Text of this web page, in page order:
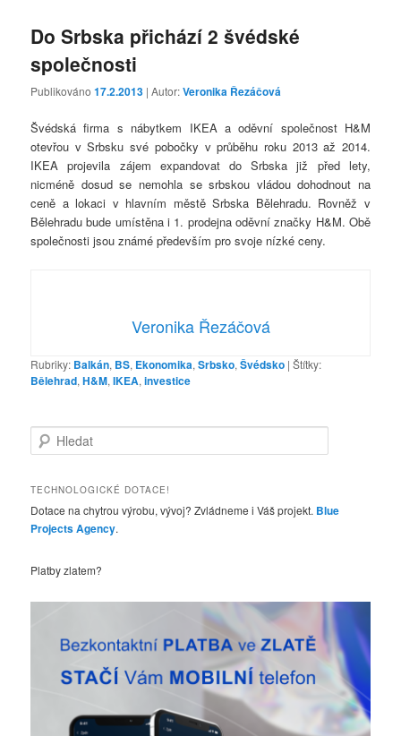
Do Srbska přichází 2 švédské
společnosti
Publikováno17.2.2013 | Autor:Veronika Řezáčová
Švédská firma s nábytkem IKEA a oděvní společnost H&M
otevřou v Srbsku své pobočky v průběhu roku 2013 až 2014.
IKEA projevila zájem expandovat do Srbska již před lety,
nicméně dosud se nemohla se srbskou vládou dohodnout na
ceně a lokaci v hlavním městě Srbska Bělehradu. Rovněž v
Bělehradu bude umístěna i 1. prodejna oděvní značky H&M. Obě
společnosti jsou známé především pro svoje nízké ceny.
Veronika Řezáčová
Rubriky: Balkán, BS, Ekonomika,Srbsko,Švédsko |Štítky:
Bělehrad,H&M,IKEA,investice
l
d
t
TECHNOLOGICKÉ DOTACE!
Dotace na chytrou výrobu, vývoj? Zvládneme i Váš projekt. Blue
Projects Agency.
Platby zlatem?